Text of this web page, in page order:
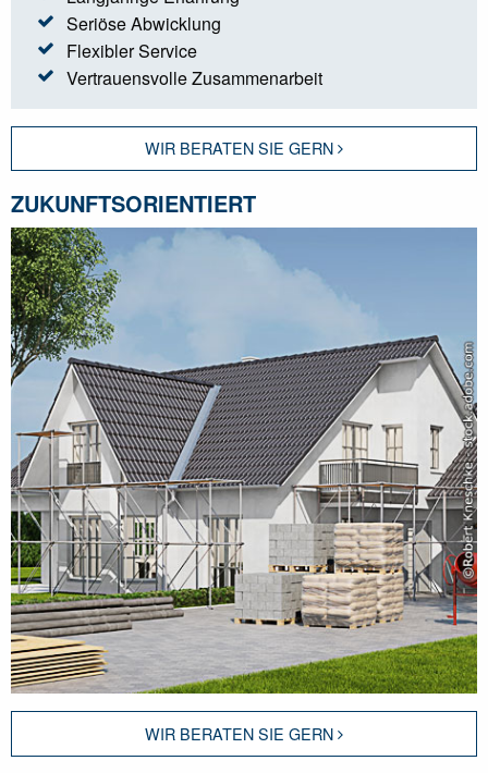
Seriöse Abwicklung
Flexibler Service
Vertrauensvolle Zusammenarbeit
WIR BERATEN SIE GERN
ZUKUNFTSORIENTIERT
WIR BERATEN SIE GERN